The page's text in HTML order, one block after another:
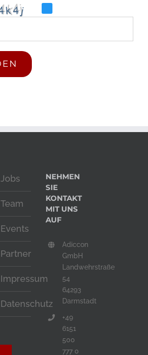
Jobs
Team
Events
Partner
Impressum
Datenschutz
NEHMEN
SIE
KONTAKT
MIT UNS
AUF
Adiccon
GmbH
Landwehrstraße
54
64293
Darmstadt
+49
6151
500
777 0